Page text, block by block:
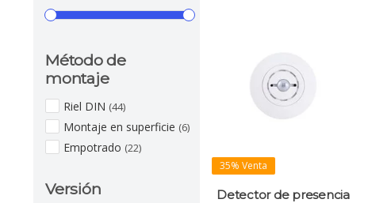
Método de
montaje
Riel DIN (44)
Montaje en superficie (6)
Empotrado (22)
Versión
35% Venta
Detector de presencia